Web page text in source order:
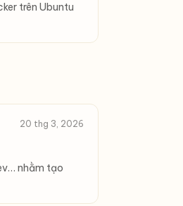
trên Ubuntu
20 thg 3, 2026
nhằm tạo